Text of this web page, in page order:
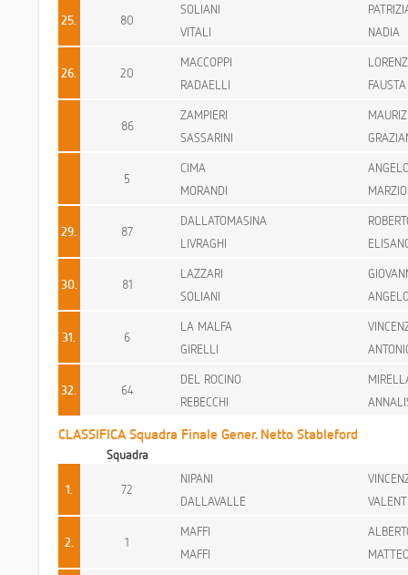
25. 80
SOLIANI
VITALI
NADIA
26. 20
MACCOPPI
RADAELLI
FAUSTA
86
ZAMPIERI
SASSARINI
5
CIMA
MORANDI
MARZIO
29. 87
DALLATOMASINA
LIVRAGHI
30. 81
LAZZARI
SOLIANI
31. 6
LA MALFA
GIRELLI
32. 64
DEL ROCINO
REBECCHI
CLASSIFICA Squadra Finale Gener. Netto Stableford
Squadra
1. 72
NIPANI
DALLAVALLE
2. 1
MAFFI
MAFFI